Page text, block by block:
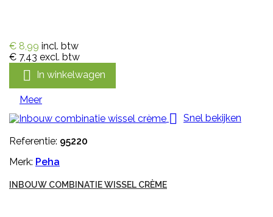
€ 8,99 incl. btw
€ 7,43 excl. btw
 In winkelwagen
Meer
 Snel bekijken
Referentie: 95220
Merk: Peha
INBOUW COMBINATIE WISSEL CRÈME